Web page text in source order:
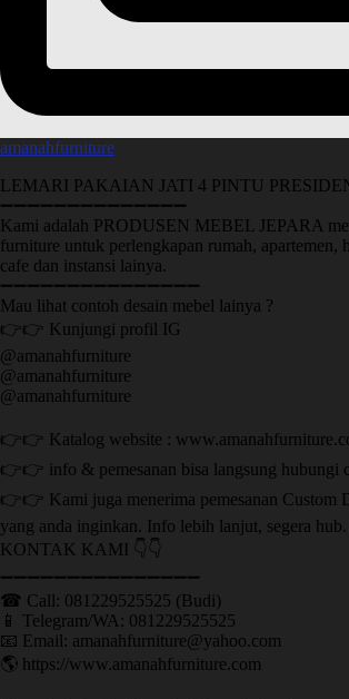
amanahfurniture
LEMARI PAKAIAN JATI 4 PINTU
➖➖➖➖➖➖➖➖➖➖➖➖➖➖
Kami adalah PRODUSEN MEBEL JEPARA
furniture untuk perlengkapan rumah, apartemen,
cafe dan instansi lainya.
➖➖➖➖➖➖➖➖➖➖➖➖➖➖➖
Mau lihat contoh desain mebel lainya ?
👉👉 Kunjungi profil IG
@amanahfurniture
@amanahfurniture
@amanahfurniture
👉👉 Katalog website :
👉👉 info & pemesanan bisa langsung hubungi
👉👉 Kami juga menerima pemesanan Custom
yang anda inginkan. Info lebih lanjut, segera
KONTAK KAMI 👇👇
➖➖➖➖➖➖➖➖➖➖➖➖➖➖➖ ㅤ
☎ Call: 081229525525 (Budi)
📱 Telegram/WA: 081229525525
📧 Email: amanahfurniture@yahoo.com
🌎 https://www.amanahfurniture.com